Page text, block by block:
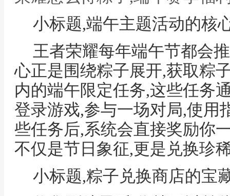
小标题,端午主题活动的核
王者荣耀每年端午节都会
心正是围绕粽子展开,获取粽
内的端午限定任务,这些任务
登录游戏,参与一场对局,使用
些任务后,系统会直接奖励你
不仅是节日象征,更是兑换珍
小标题,粽子兑换商店的宝